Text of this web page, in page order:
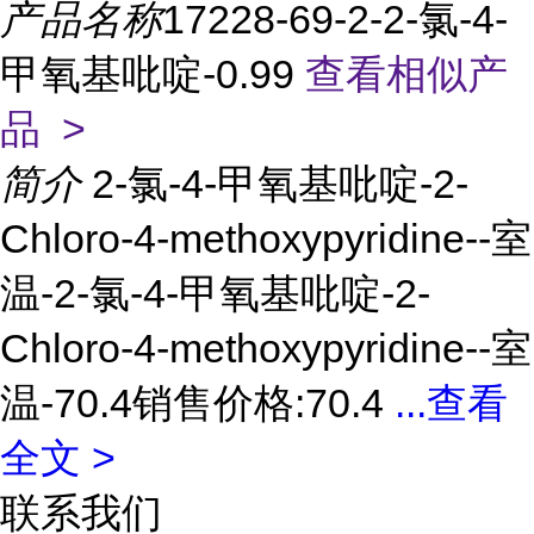
产品名称17228-69-2-2-氯-4-
甲氧基吡啶-0.99 查看相似产
品 >
简介 2-氯-4-甲氧基吡啶-2-
Chloro-4-methoxypyridine--室
温-2-氯-4-甲氧基吡啶-2-
Chloro-4-methoxypyridine--室
温-70.4销售价格:70.4 ...查看
全文 >
联系我们